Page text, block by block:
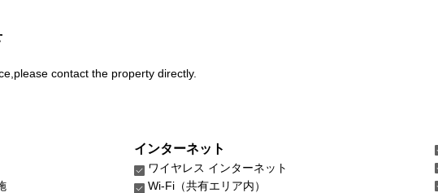
contact the property directly.
インターネット
ワイヤレス インターネット
Wi-Fi（共有エリア内）